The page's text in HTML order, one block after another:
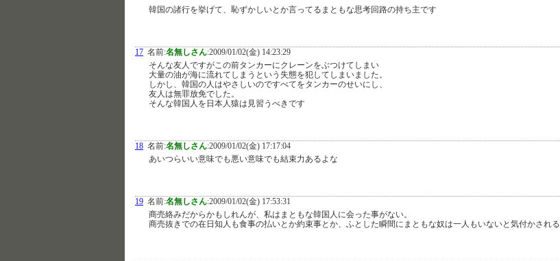
韓国の諸行を挙げて、恥ずかしいとか言ってるまともな思考回路の持ち主です
17 名前:名無しさん:2009/01/02(金) 14:23:29
そんな友人ですがこの前タンカーにクレーンをぶつけてしまい
大量の油が海に流れてしまうという失態を犯してしまいました。
しかし、韓国の人はやさしいのですべてをタンカーのせいにし、
友人は無罪放免でした。
そんな韓国人を日本人猿は見習うべきです
18 名前:名無しさん:2009/01/02(金) 17:17:04
あいつらいい意味でも悪い意味でも結束力あるよな
19 名前:名無しさん:2009/01/02(金) 17:53:31
商売絡みだからかもしれんが、私はまともな韓国人に会った事がない。
商売抜きでの在日知人も食事の払いとか約束事とか、ふとした瞬間にまともな奴は一人もいないと気付かされる